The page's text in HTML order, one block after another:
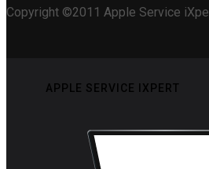
Copyright ©2011 Apple Service
APPLE SERVICE IXPERT